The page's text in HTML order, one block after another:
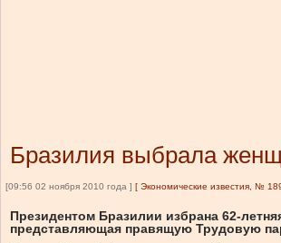
Бразилия выбрала
[09:56 02 ноября 2010 года ] [ Экономические известия, №
Президентом Бразилии избрана 62-
представляющая правящую Трудовую